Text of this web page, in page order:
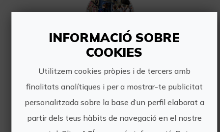
Gaudirem d'una visita guiada pel
centre de València.
El barri del Carme és conegut pels
seus carrers històrics, els petits
restaurants amb aroma mediterrani i
INFORMACIÓ SOBRE
COOKIES
Utilitzem cookies pròpies i de tercers amb
finalitats analítiques i per a mostrar-te publicitat
personalitzada sobre la base d’un perfil elaborat a
partir dels teus hàbits de navegació en el nostre